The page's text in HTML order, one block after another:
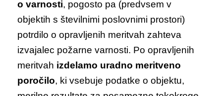
o varnosti, pogosto pa (predvsem v
objektih s številnimi poslovnimi prostori)
potrdilo o opravljenih meritvah zahteva
izvajalec požarne varnosti. Po opravljenih
meritvah izdelamo uradno meritveno
poročilo, ki vsebuje podatke o objektu,